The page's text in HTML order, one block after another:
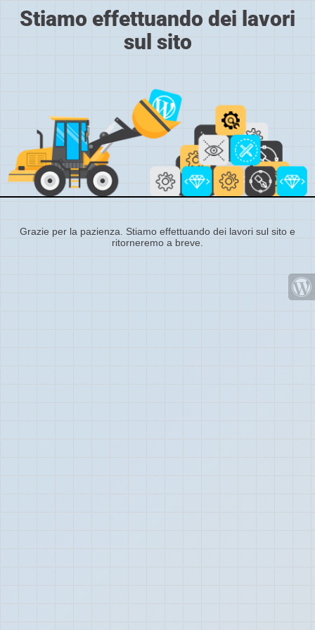
Stiamo effettuando dei lavori
sul sito
Grazie per la pazienza. Stiamo effettuando dei lavori sul sito e
ritorneremo a breve.